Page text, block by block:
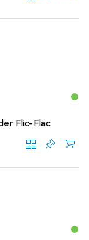
Flic-Flac